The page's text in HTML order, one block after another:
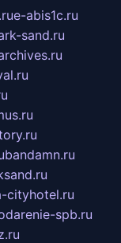
e-abis1c.ru
sand.ru
bandamn.ru
cityhotel.ru
spb.ru